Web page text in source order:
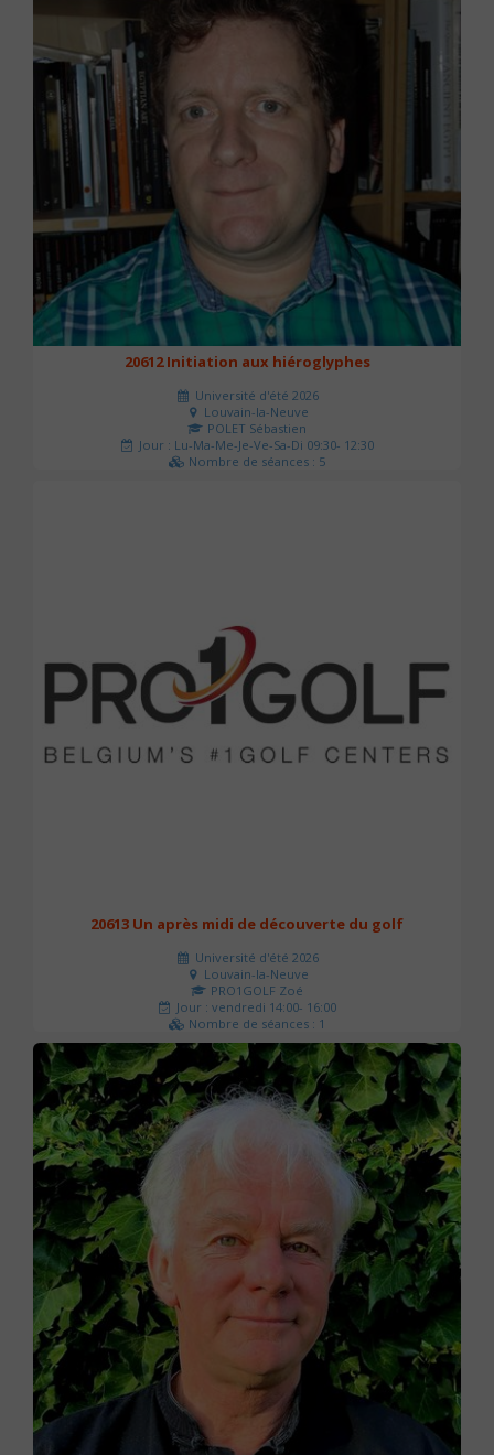
20612 Initiation aux hiéroglyphes
Université d'été 2026
Louvain-la-Neuve
POLET Sébastien
Jour : Lu-Ma-Me-Je-Ve-Sa-Di 09:30- 12:30
Nombre de séances : 5
20613 Un après midi de découverte du golf
Université d'été 2026
Louvain-la-Neuve
PRO1GOLF Zoé
Jour : vendredi 14:00- 16:00
Nombre de séances : 1
45 €